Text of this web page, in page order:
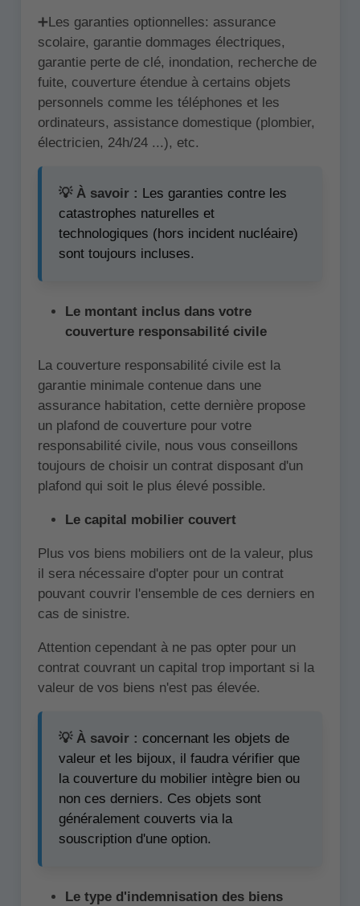
➕Les garanties optionnelles: assurance
scolaire, garantie dommages électriques,
garantie perte de clé, inondation, recherche de
fuite, couverture étendue à certains objets
personnels comme les téléphones et les
ordinateurs, assistance domestique (plombier,
électricien, 24h/24 ...), etc.
💡 À savoir : Les garanties contre les
catastrophes naturelles et
technologiques (hors incident nucléaire)
sont toujours incluses.
Le montant inclus dans votre
couverture responsabilité civile
La couverture responsabilité civile est la
garantie minimale contenue dans une
assurance habitation, cette dernière propose
un plafond de couverture pour votre
responsabilité civile, nous vous conseillons
toujours de choisir un contrat disposant d'un
plafond qui soit le plus élevé possible.
Le capital mobilier couvert
Plus vos biens mobiliers ont de la valeur, plus
il sera nécessaire d'opter pour un contrat
pouvant couvrir l'ensemble de ces derniers en
cas de sinistre.
Attention cependant à ne pas opter pour un
contrat couvrant un capital trop important si la
valeur de vos biens n'est pas élevée.
💡 À savoir : concernant les objets de
valeur et les bijoux, il faudra vérifier que
la couverture du mobilier intègre bien ou
non ces derniers. Ces objets sont
généralement couverts via la
souscription d'une option.
Le type d'indemnisation des biens